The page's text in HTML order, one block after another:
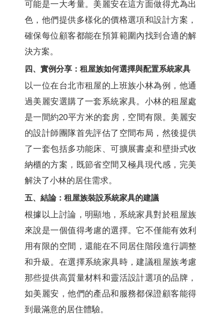
可能是一大考量。美麗安在這方面做得尤為出
色，他們提供多樣化的價格選項和設計方案，
確保每位顧客都能在預算範圍內找到合適的解
決方案。
四、實例分享：租屋族如何選擇與配置系統家具
以一位在台北市租屋的上班族小林為例，他通
過美麗安選購了一套系統家具。小林的租屋處
是一間約20平方米的套房，空間有限。美麗安
的設計師團隊首先評估了空間布局，然後提供
了一套包括多功能床、可擴展書桌和壁掛式收
納櫃的方案，既節省空間又極具現代感，完美
解決了小林的居住需求。
五、結論：租屋族裝設系統家具的建議
根據以上討論，明顯地，系統家具對於租屋族
來說是一個值得考慮的選擇。它不僅能有效利
用有限的空間，還能在不同居住階段進行調整
和升級。在選擇系統家具時，建議租屋族考慮
那些提供高質量材料和靈活設計選項的品牌，
如美麗安，他們的產品和服務都保證顧客能得
到最滿意的居住體驗。